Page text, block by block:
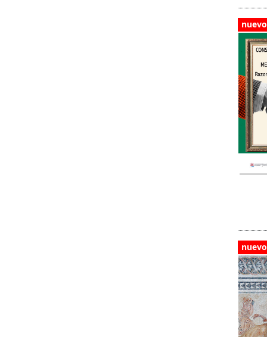
nuevo
nuevo